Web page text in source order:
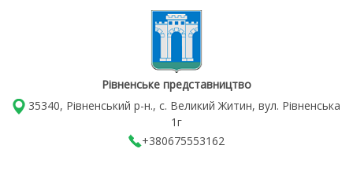
Рівненське представництво
35340, Рівненський р-н., с. Великий Житин, вул. Рівненська
1г
+380675553162